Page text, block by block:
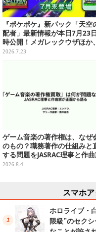
『ポケポケ』新パック「天空
配者」最新情報が本日7月23
時公開！メガレックウザほか
録カード解禁に期待
2026.7.23
ゲーム音楽の著作権は、なぜ
のもの？職務著作の仕組みと
する問題をJASRAC理事と作
が徹底解説【CEDEC 2026】
2026.8.4
スマホ
ホロライブ・
限級”のセク